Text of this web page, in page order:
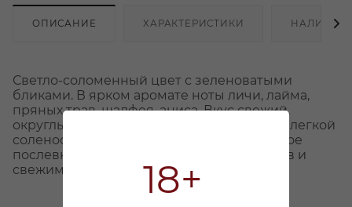
18+
ОПИСАНИЕ ХАРАКТЕРИСТИКИ НАЛИЧИЕ
Светло-соломенный цвет с зеленоватыми
бликами. В ярком аромате ноты личи, лайма,
пряных трав, шалфея, аниса. Вкус свежий,
округлый, с освежающей кислотностью, с легкой
соленостью и минеральностью. Элегантное
послевкусие открывается тонами фруктов и
свежими травянистыми нотами.